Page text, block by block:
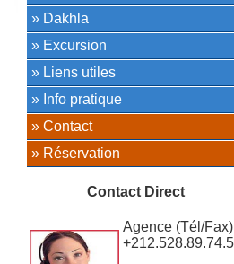
» Dakhla
» Excursion
» Liens utiles
» Info pratique
» Contact
» Réservation
Contact Direct
Agence (Tél/Fax)